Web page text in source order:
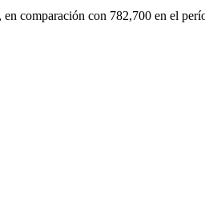
comparación con 782,700 en el